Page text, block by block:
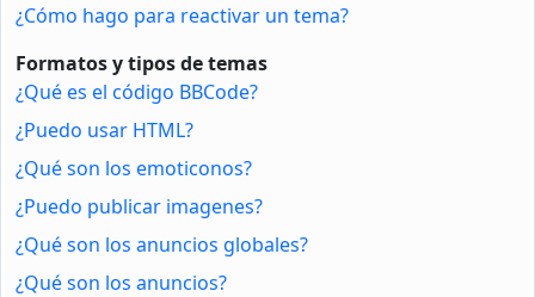
¿Cómo hago para reactivar un tema?
Formatos y tipos de temas
¿Qué es el código BBCode?
¿Puedo usar HTML?
¿Qué son los emoticonos?
¿Puedo publicar imagenes?
¿Qué son los anuncios globales?
¿Qué son los anuncios?